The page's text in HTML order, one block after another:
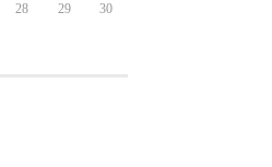
28 29 30